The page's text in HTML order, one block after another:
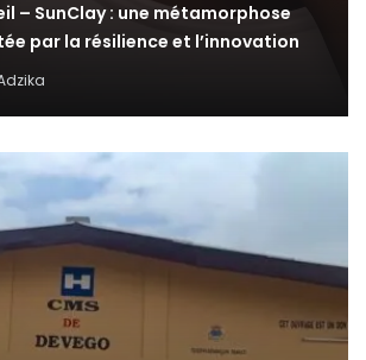
– SunClay : une métamorphose
par la résilience et l’innovation